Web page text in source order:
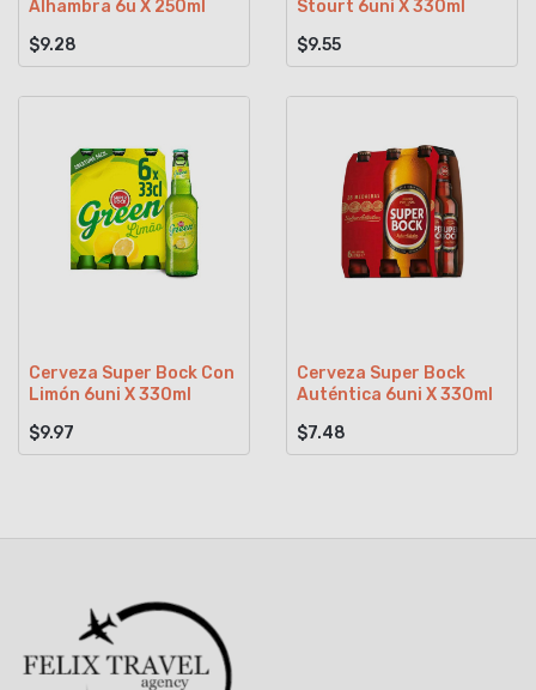
Alhambra 6u X 250ml
$9.28
Stourt 6uni X 330ml
$9.55
Cerveza Super Bock Con
Limón 6uni X 330ml
$9.97
Cerveza Super Bock
Auténtica 6uni X 330ml
$7.48